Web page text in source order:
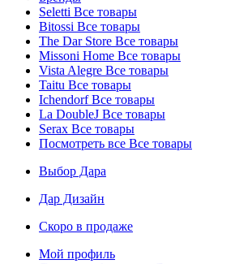
Seletti Все товары
Bitossi Все товары
The Dar Store Все товары
Missoni Home Все товары
Vista Alegre Все товары
Taitu Все товары
IchendorfВсе товары
La DoubleJ Все товары
Serax Все товары
Посмотреть все Все товары
Выбор Дара
Дар Дизайн
Скоро в продаже
Мой профиль